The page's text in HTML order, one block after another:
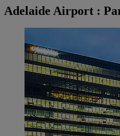
Adelaide Airport :